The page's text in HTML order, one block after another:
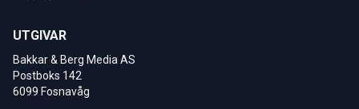
UTGIVAR
Bakkar & Berg Media AS
Postboks 142
6099 Fosnavåg